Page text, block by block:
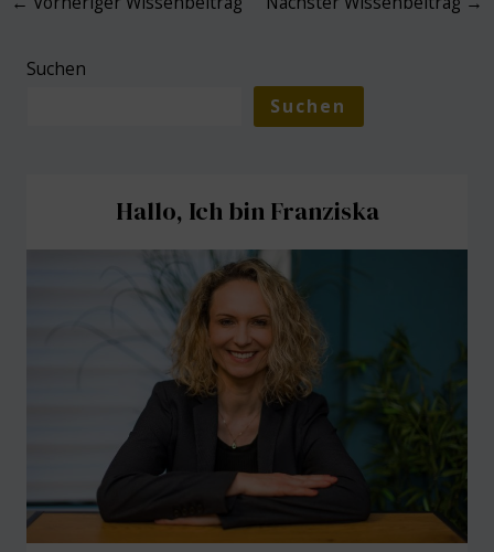
Suchen
Suchen
Hallo, Ich bin Franziska